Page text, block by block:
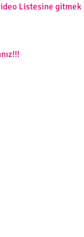
Listesine gitmek